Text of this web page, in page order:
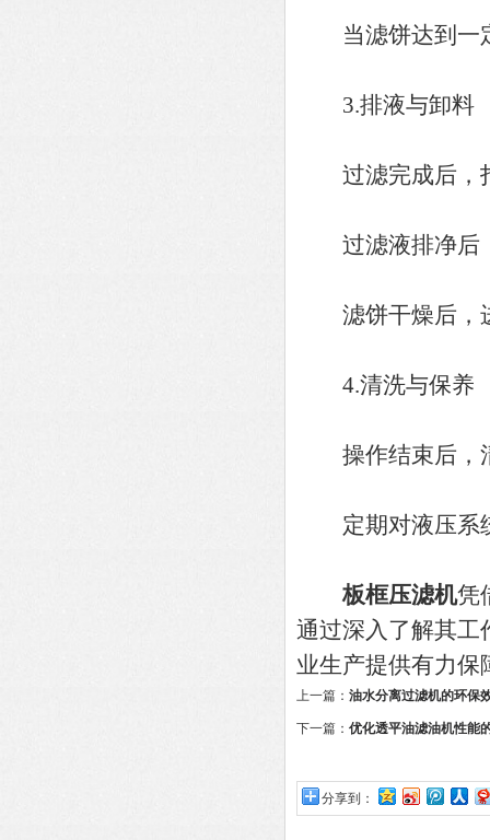
当滤饼达到一定
3.排液与卸料
过滤完成后，
过滤液排净后
滤饼干燥后，
4.清洗与保养
操作结束后，清
定期对液压系
板框压滤机凭
通过深入了解其工
业生产提供有力保
上一篇： 油水分离过滤机的环保
下一篇： 优化透平油滤油机性能
分享到：